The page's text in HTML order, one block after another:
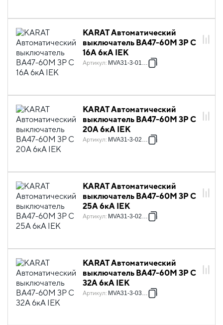
KARAT Автоматический
выключатель ВА47-60M 3P C
16А 6кА IEK
Артикул: MVA31-3-016-C
KARAT Автоматический
выключатель ВА47-60M 3P C
20А 6кА IEK
Артикул: MVA31-3-020-C
KARAT Автоматический
выключатель ВА47-60M 3P C
25А 6кА IEK
Артикул: MVA31-3-025-C
KARAT Автоматический
выключатель ВА47-60M 3P C
32А 6кА IEK
Артикул: MVA31-3-032-C